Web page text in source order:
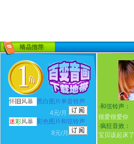
怀 旧 风暴
黑白图片单音铃声
4元/月
迷彩风暴 彩色图片和弦铃声
8元/月
·和弦铃声：
很爱很爱你
·疯狂音效：
宝贝该起床了